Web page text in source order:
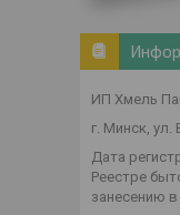
ИП Хмель
г. Минск, ул.
Дата
Реестре
занесению